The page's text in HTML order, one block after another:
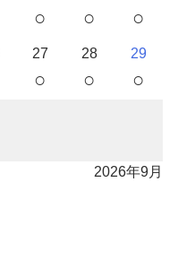
○ ○ ○
27
○
28
○
29
○
2026年9月